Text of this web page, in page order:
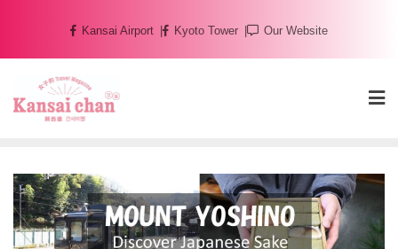
content
Kansai Airport Kyoto Tower Our Website